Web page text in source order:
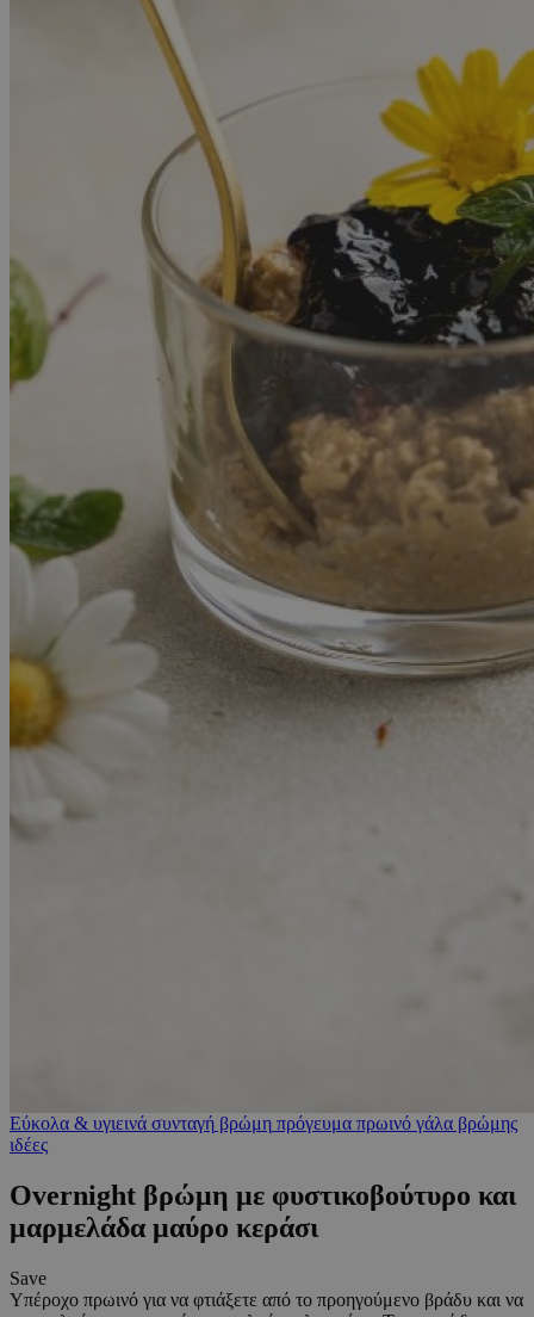
Εύκολα & υγιεινά συνταγή βρώμη πρόγευμα πρωινό γάλα βρώμης
ιδέες
Overnight βρώμη με φυστικοβούτυρο και
μαρμελάδα μαύρο κεράσι
Save
Υπέροχο πρωινό για να φτιάξετε από το προηγούμενο βράδυ και να